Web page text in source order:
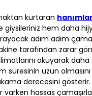
kurtaran
giysileriniz hem daha
adım adım
tarafından zarar
okuyarak daha
süresinin uzun
derecesini
varken hassas